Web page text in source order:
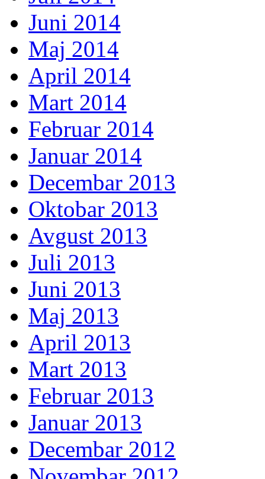
Juni 2014
Maj 2014
April 2014
Mart 2014
Februar 2014
Januar 2014
Decembar 2013
Oktobar 2013
Avgust 2013
Juli 2013
Juni 2013
Maj 2013
April 2013
Mart 2013
Februar 2013
Januar 2013
Decembar 2012